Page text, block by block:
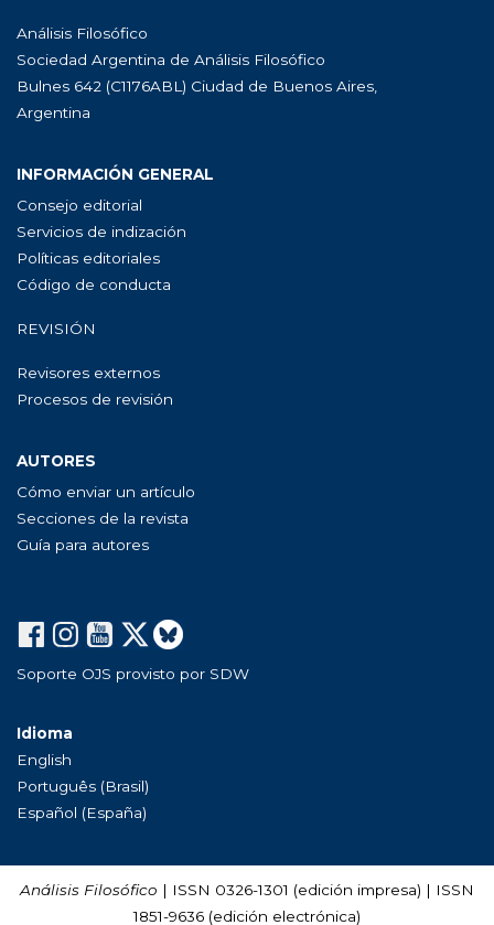
Análisis Filosófico
Sociedad Argentina de Análisis Filosófico
Bulnes 642 (C1176ABL) Ciudad de Buenos Aires,
Argentina
INFORMACIÓN GENERAL
Consejo editorial
Servicios de indización
Políticas editoriales
Código de conducta
REVISIÓN
Revisores externos
Procesos de revisión
AUTORES
Cómo enviar un artículo
Secciones de la revista
Guía para autores
Soporte OJS provisto por SDW
Idioma
English
Português (Brasil)
Español (España)
Análisis Filosófico | ISSN 0326-1301 (edición impresa) | ISSN
1851-9636 (edición electrónica)